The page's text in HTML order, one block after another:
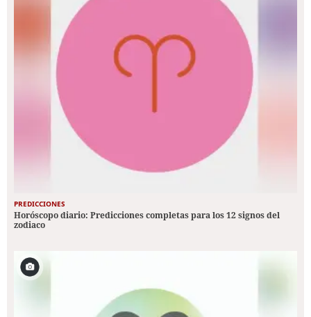
PREDICCIONES
Horóscopo diario: Predicciones completas para los 12 signos del
zodiaco